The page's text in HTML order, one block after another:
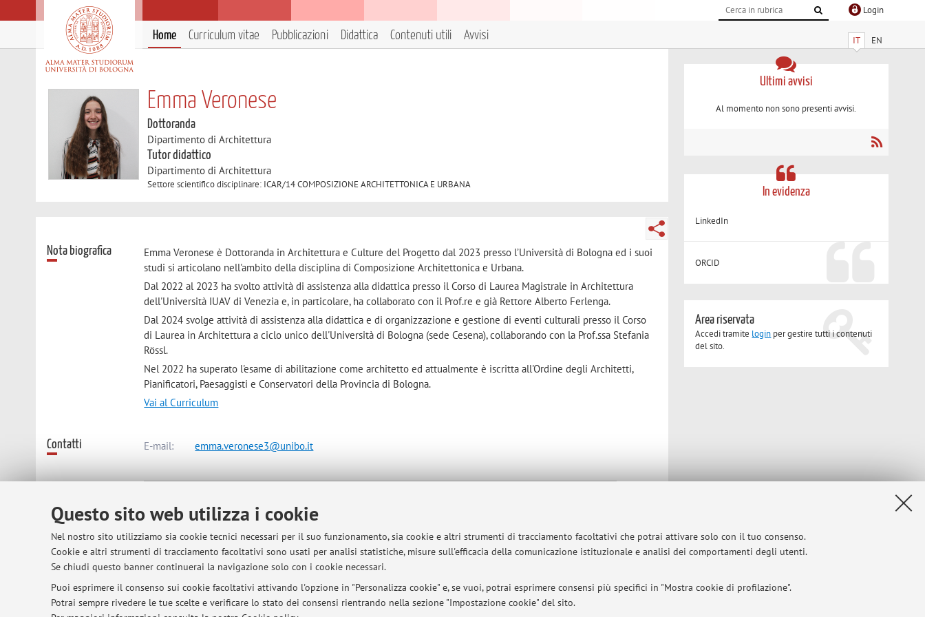
Questo sito web utilizza i cookie
Nel nostro sito utilizziamo sia cookie tecnici necessari per il suo funzionamento, sia cookie e altri strumenti di tracciamento facoltativi che potrai attivare solo con il tuo consenso.
Cookie e altri strumenti di tracciamento facoltativi sono usati per analisi statistiche, misure sull'efficacia della comunicazione istituzionale e analisi dei comportamenti degli utenti.
Se chiudi questo banner continuerai la navigazione solo con i cookie necessari.
Puoi esprimere il consenso sui cookie facoltativi attivando l'opzione in "Personalizza cookie" e, se vuoi, potrai esprimere consensi più specifici in "Mostra cookie di profilazione".
Potrai sempre rivedere le tue scelte e verificare lo stato dei consensi rientrando nella sezione "Impostazione cookie" del sito.
Login
IT EN
Home Curriculum vitae Pubblicazioni Didattica Contenuti utili Avvisi
Emma Veronese
Dottoranda
Dipartimento di Architettura
Tutor didattico
Dipartimento di Architettura
Settore scientifico disciplinare: ICAR/14 COMPOSIZIONE ARCHITETTONICA E URBANA
Nota biografica
Emma Veronese è Dottoranda in Architettura e Culture del Progetto dal 2023 presso l’Università di Bologna ed i suoi
studi si articolano nell'ambito della disciplina di Composizione Architettonica e Urbana.
Dal 2022 al 2023 ha svolto attività di assistenza alla didattica presso il Corso di Laurea Magistrale in Architettura
dell'Università IUAV di Venezia e, in particolare, ha collaborato con il Prof.re e già Rettore Alberto Ferlenga.
Dal 2024 svolge attività di assistenza alla didattica e di organizzazione e gestione di eventi culturali presso il Corso
di Laurea in Architettura a ciclo unico dell'Università di Bologna (sede Cesena), collaborando con la Prof.ssa Stefania
Rössl.
Nel 2022 ha superato l'esame di abilitazione come architetto ed attualmente è iscritta all'Ordine degli Architetti,
Pianificatori, Paesaggisti e Conservatori della Provincia di Bologna.
Vai al Curriculum
Contatti E-mail: emma.veronese3@unibo.it
Viale del Risorgimento 2, Bologna -Vai alla mappa
Risorse in rete ORCID
Orario di ricevimento
Ultimi avvisi
Al momento non sono presenti avvisi.
In evidenza
LinkedIn
ORCID
Area riservata
Accedi tramite login per gestire tutti i contenuti
del sito.